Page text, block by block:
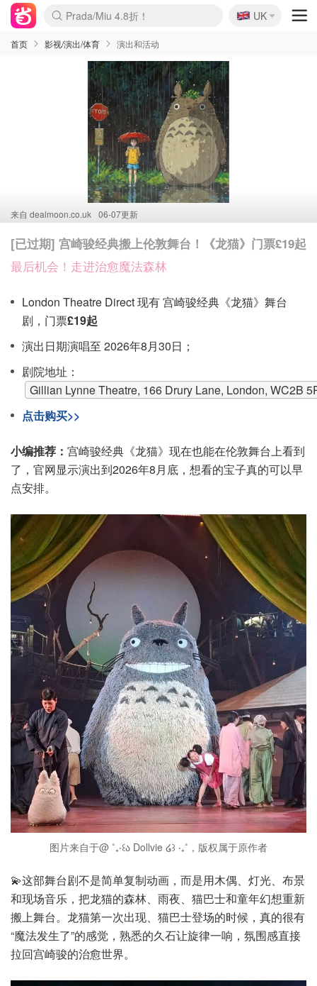
麦卢卡蜂蜜夏促！个位数！
Prada/Miu 4.8折！
啥？必胜客披萨5折！
🇬🇧
UK
首页 影视/演出/体育 演出和活动
来自 dealmoon.co.uk 06-07更新
[已过期] 宫崎骏经典搬上伦敦舞台！《龙猫》门票£19起
最后机会！走进治愈魔法森林
London Theatre Direct 现有 宫崎骏经典《龙猫》舞台
剧，门票£19起
演出日期演唱至 2026年8月30日；
剧院地址：
Gillian Lynne Theatre, 166 Drury Lane, London, WC2B
点击购买>>
小编推荐： 宫崎骏经典《龙猫》现在也能在伦敦舞台上看到
了，官网显示演出到2026年8月底，想看的宝子真的可以早
点安排。
图片来自于@ ˚₊‧꒰ა Dollvie ໒꒱ ‧₊˚，版权属于原作者
💫这部舞台剧不是简单复制动画，而是用木偶、灯光、布景
和现场音乐，把龙猫的森林、雨夜、猫巴士和童年幻想重新
搬上舞台。龙猫第一次出现、猫巴士登场的时候，真的很有
“魔法发生了”的感觉，熟悉的久石让旋律一响，氛围感直接
拉回宫崎骏的治愈世界。